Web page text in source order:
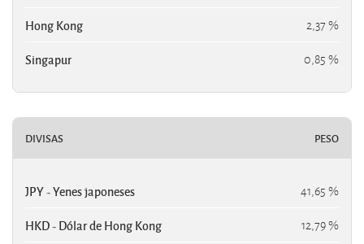
Hong Kong 2,37 %
Singapur 0,85 %
DIVISAS PESO
JPY - Yenes japoneses 41,65 %
HKD - Dólar de Hong Kong 12,79 %